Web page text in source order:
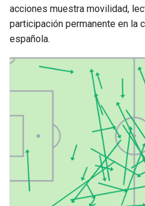
acciones muestra movilidad,
participación permanente en la
española.